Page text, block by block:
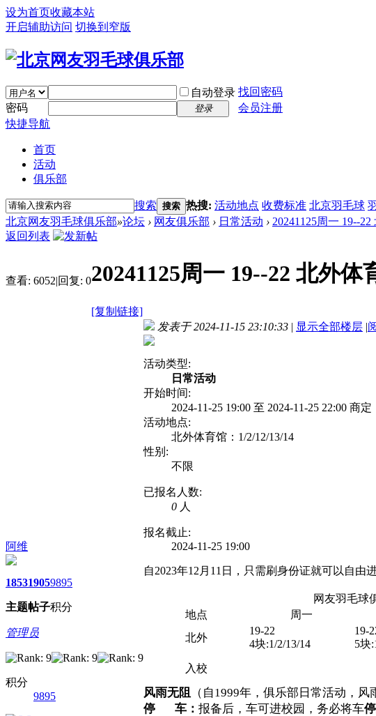
设为首页收藏本站
开启辅助访问 切换到窄版
自动登录 找回密码
密码
登录
会员注册
快捷导航
首页
活动
俱乐部
搜索 搜索 热搜: 活动地点 收费标准 北京羽毛球
北京网友羽毛球俱乐部»论坛 › 网友俱乐部 › 日常活动 › 20241125周一 19--
返回列表
查看: 6052|回复: 020241125周一 19--22 北外
[复制链接]
阿维
1853
主题
1905
帖子
9895
积分
管理员
积分
9895
发表于 2024-11-15 23:10:33 | 显示全部楼层 |
活动类型:
日常活动
开始时间:
2024-11-25 19:00 至 2024-11-25 22:00 商定
活动地点:
北外体育馆：1/2/12/13/14
性别:
不限
已报名人数:
0 人
报名截止:
2024-11-25 19:00
自2023年12月11日，只需刷身份证就可以自由
网友羽毛球
地点 周一
北外
19-22
4块:1/2/13/14
19-
5块
入校
风雨无阻 （自1999年，俱乐部日常活动，风
停 车： 报备后，车可进校园，务必将车